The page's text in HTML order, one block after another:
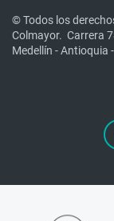
© Todos los
Colmayor. Carrera
Medellín - Antioquia